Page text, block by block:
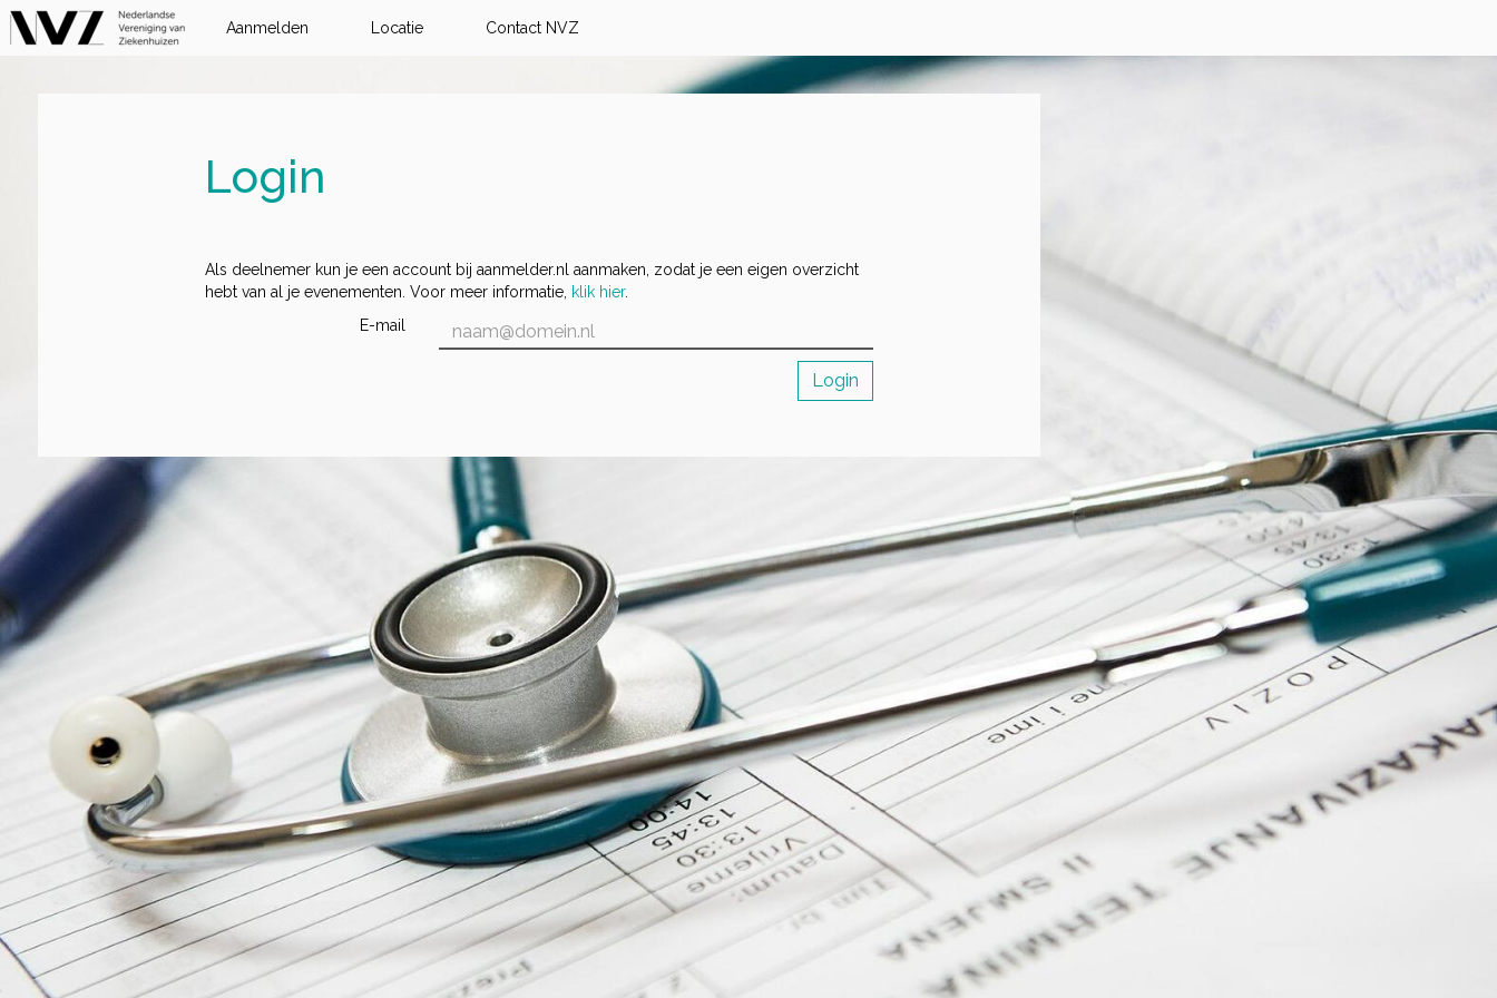
Aanmelden Locatie Contact NVZ
Login
Als deelnemer kun je een account bij aanmelder.nl aanmaken, zodat je een eigen overzicht
hebt van al je evenementen. Voor meer informatie, klik hier.
E-mail
Login